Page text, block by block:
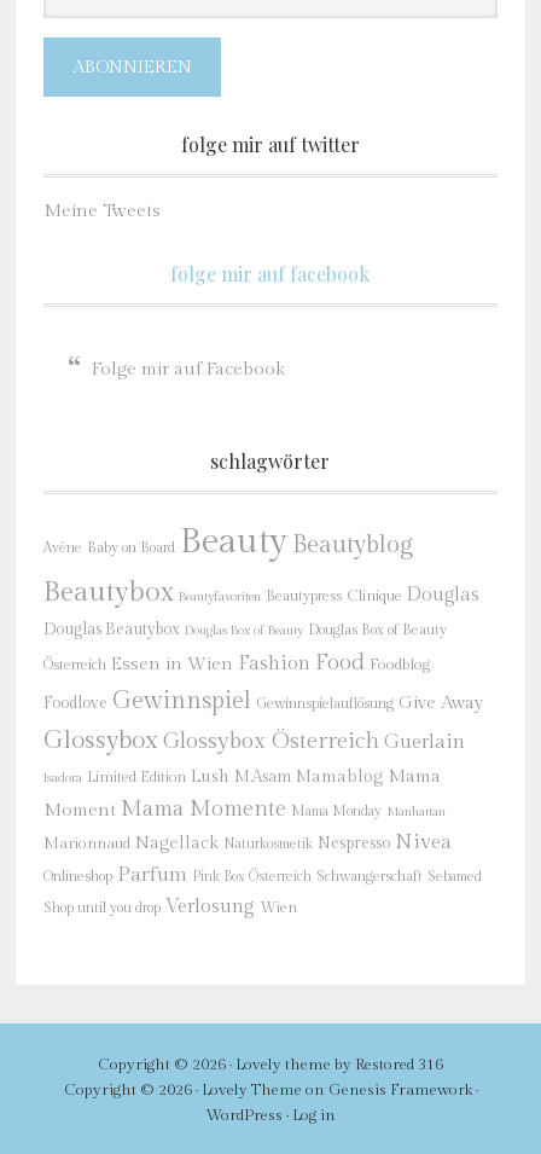
ABONNIEREN
folge mir auf twitter
Meine Tweets
folge mir auf facebook
Folge mir auf Facebook
schlagwörter
Avène Baby on Board Beauty Beautyblog
Beautybox Beautyfavoriten Beautypress Clinique Douglas
Douglas Beautybox Douglas Box of Beauty Douglas Box of Beauty
Österreich Essen in Wien Fashion Food Foodblog
Foodlove Gewinnspiel Gewinnspielauflösung Give Away
GlossyboxGlossybox Österreich Guerlain
Isadora Limited Edition Lush M.Asam Mamablog Mama
Moment Mama Momente Mama Monday Manhattan
Marionnaud Nagellack Naturkosmetik Nespresso Nivea
Onlineshop Parfum Pink Box Österreich Schwangerschaft Sebamed
Shop until you drop Verlosung Wien
Copyright © 2026 · Lovely theme by Restored 316
Copyright © 2026 · Lovely Theme on Genesis Framework·
WordPress · Log in